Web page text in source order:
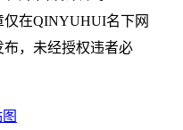
在QINYUHUI名下网
，未经授权违者必